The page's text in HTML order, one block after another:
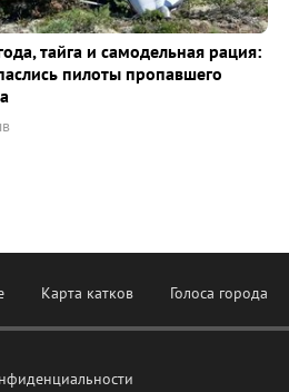
тайга и самодельная рация:
пилоты пропавшего
Карта катков Голоса города